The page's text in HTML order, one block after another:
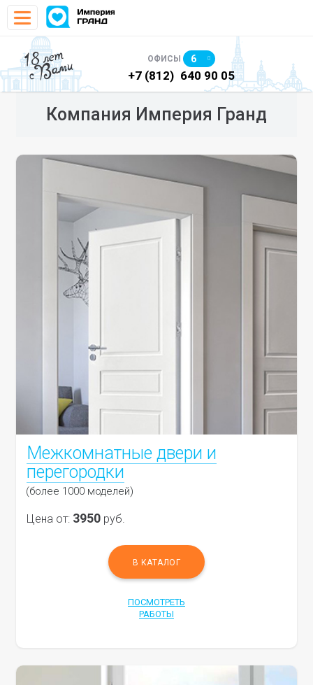
18 лет
с Вами ОФИСЫ 6
640 90 48 +7 (812) 640 90 05
Компания Империя Гранд
Межкомнатные двери и
перегородки
(более 1000 моделей)
Цена от: 3950 руб.
В КАТАЛОГ
ПОСМОТРЕТЬ
РАБОТЫ